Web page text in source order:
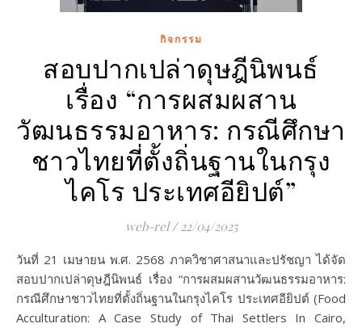
กิจกรรม
สอบปากเปล่าดุษฎีนิพนธ์
เรื่อง “การผสมผสาน
วัฒนธรรมอาหาร: กรณีศึกษา
ชาวไทยที่ตั้งถิ่นฐานในกรุง
ไคโร ประเทศอียิปต์”
web-rel / 22/04/2025
วันที่ 21 เมษายน พ.ศ. 2568 ภาควิชาศาสนาและปรัชญา ได้จัด
สอบปากเปล่าดุษฎีนิพนธ์ เรื่อง “การผสมผสานวัฒนธรรมอาหาร:
กรณีศึกษาชาวไทยที่ตั้งถิ่นฐานในกรุงไคโร ประเทศอียิปต์ (Food
Acculturation: A Case Study of Thai Settlers In Cairo,